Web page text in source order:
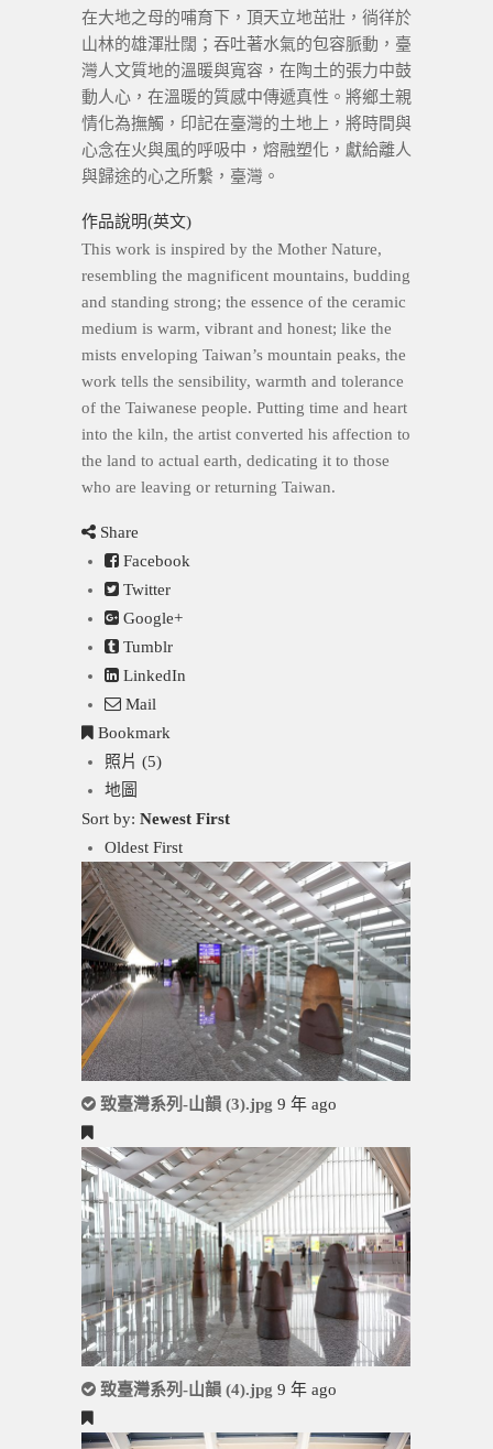
在大地之母的哺育下，頂天立地茁壯，徜徉於
山林的雄渾壯闊；吞吐著水氣的包容脈動，臺
灣人文質地的溫暖與寬容，在陶土的張力中鼓
動人心，在溫暖的質感中傳遞真性。將鄉土親
情化為撫觸，印記在臺灣的土地上，將時間與
心念在火與風的呼吸中，熔融塑化，獻給離人
與歸途的心之所繫，臺灣。
作品說明(英文)
This work is inspired by the Mother Nature,
resembling the magnificent mountains, budding
and standing strong; the essence of the ceramic
medium is warm, vibrant and honest; like the
mists enveloping Taiwan’s mountain peaks, the
work tells the sensibility, warmth and tolerance
of the Taiwanese people. Putting time and heart
into the kiln, the artist converted his affection to
the land to actual earth, dedicating it to those
who are leaving or returning Taiwan.
Share
Facebook
Twitter
Google+
Tumblr
LinkedIn
Mail
Bookmark
照片 (5)
地圖
Sort by: Newest First
Oldest First
致臺灣系列-山韻 (3).jpg 9 年 ago
致臺灣系列-山韻 (4).jpg 9 年 ago